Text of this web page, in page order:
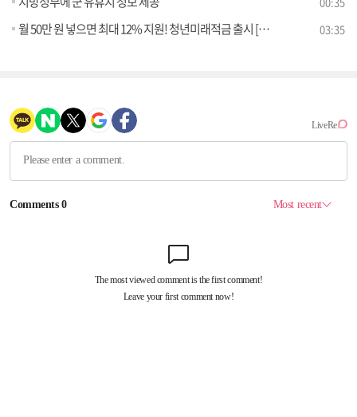
월 50만 원 넣으면 최대 12% 지원! 청년미래적금 출시 [클릭K+] 03:35